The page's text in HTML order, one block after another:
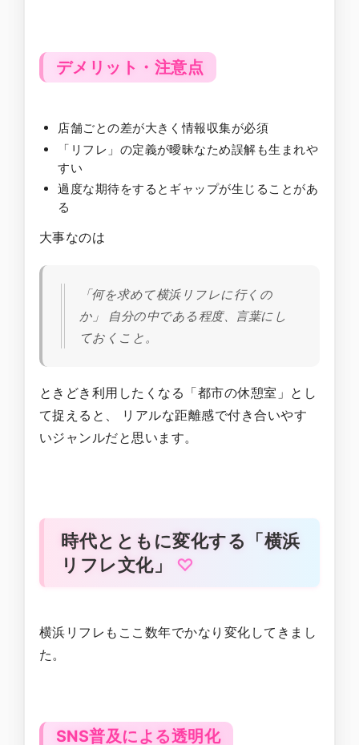
デメリット・注意点
店舗ごとの差が大きく情報収集が必須
「リフレ」の定義が曖昧なため誤解も生まれや
すい
過度な期待をするとギャップが生じることがあ
る
大事なのは
「何を求めて横浜リフレに行くの
か」 自分の中である程度、言葉にし
ておくこと。
ときどき利用したくなる「都市の休憩室」とし
て捉えると、 リアルな距離感で付き合いやす
いジャンルだと思います。
時代とともに変化する「横浜
リフレ文化」
横浜リフレもここ数年でかなり変化してきまし
た。
SNS普及による透明化